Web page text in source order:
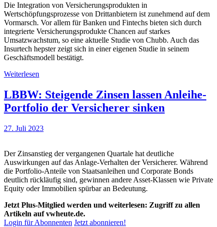
Die Integration von Versicherungsprodukten in
Wertschöpfungsprozesse von Drittanbietern ist zunehmend auf dem
Vormarsch. Vor allem für Banken und Fintechs bieten sich durch
integrierte Versicherungsprodukte Chancen auf starkes
Umsatzwachstum, so eine aktuelle Studie von Chubb. Auch das
Insurtech hepster zeigt sich in einer eigenen Studie in seinem
Geschäftsmodell bestätigt.
Weiterlesen
LBBW: Steigende Zinsen lassen Anleihe-
Portfolio der Versicherer sinken
27. Juli 2023
Der Zinsanstieg der vergangenen Quartale hat deutliche
Auswirkungen auf das Anlage-Verhalten der Versicherer. Während
die Portfolio-Anteile von Staatsanleihen und Corporate Bonds
deutlich rückläufig sind, gewinnen andere Asset-Klassen wie Private
Equity oder Immobilien spürbar an Bedeutung.
Jetzt Plus-Mitglied werden und weiterlesen: Zugriff zu allen
Artikeln auf vwheute.de.
Login für Abonnenten Jetzt abonnieren!